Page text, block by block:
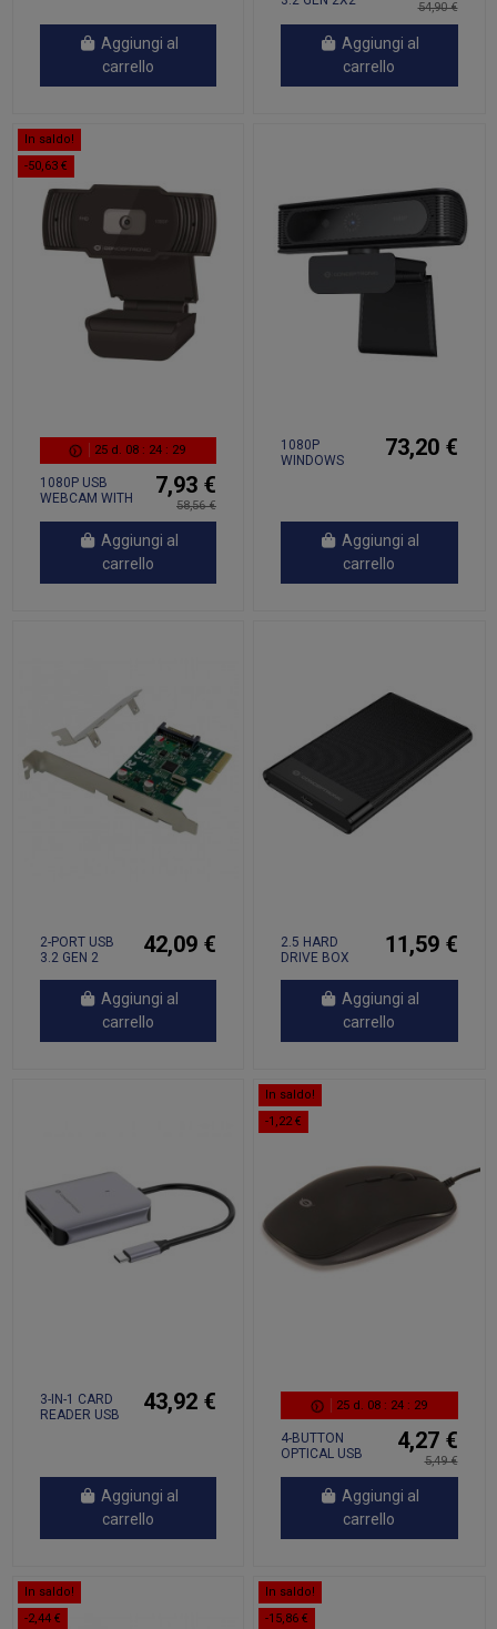
Aggiungi al
carrello
54,90 €
Aggiungi al
carrello
In saldo!
-50,63 €
25 d. 08 : 24 : 28
1080P USB
WEBCAM WITH
7,93 €
58,56 €
Aggiungi al
carrello
1080P
WINDOWS
73,20 €
Aggiungi al
carrello
2-PORT USB
3.2 GEN 2
42,09 €
Aggiungi al
carrello
2.5 HARD
DRIVE BOX
11,59 €
Aggiungi al
carrello
3-IN-1 CARD
READER USB
43,92 €
Aggiungi al
carrello
In saldo!
-1,22 €
25d. 08: 24: 28
4-BUTTON
OPTICAL USB
4,27 €
5,49 €
Aggiungi al
carrello
In saldo!
-2,44 €
In saldo!
-15,86 €